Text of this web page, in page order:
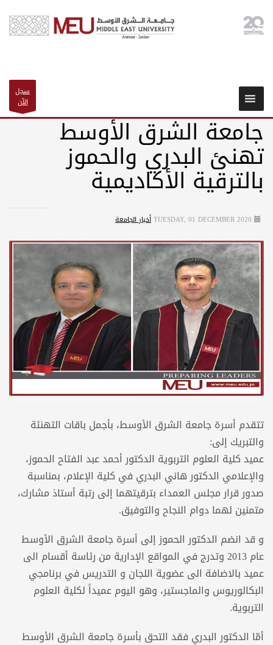
سجل
الآن
جامعة الشرق الأوسط
تهنئ البدري والحموز
بالترقية الأكاديمية
TUESDAY, 01 DECEMBER 2020أخبار الجامعة
تتقدم أسرة جامعة الشرق الأوسط، بأجمل باقات التهنئة
والتبريك إلى:
عميد كلية العلوم التربوية الدكتور أحمد عبد الفتاح الحموز،
والإعلامي الدكتور هاني البدري في كلية الإعلام، بمناسبة
صدور قرار مجلس العمداء بترقيتهما إلى رتبة أستاذ مشارك،
متمنين لهما دوام النجاح والتوفيق.
و قد انضم الدكتور الحموز إلى أسرة جامعة الشرق الأوسط
عام 2013 وتدرج في المواقع الإدارية من رئاسة أقسام الى
عميد بالاضافة الى عضوية اللجان و التدريس في برنامجي
البكالوريوس والماجستير، وهو اليوم عميداً لكلية العلوم
التربوية.
أمّا الدكتور البدري فقد التحق بأسرة جامعة الشرق الأوسط